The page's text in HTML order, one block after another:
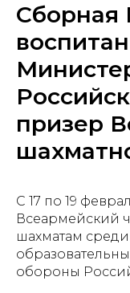
Сборная
призер
С 17 по 19
Всеармейский
шахматам
обороны